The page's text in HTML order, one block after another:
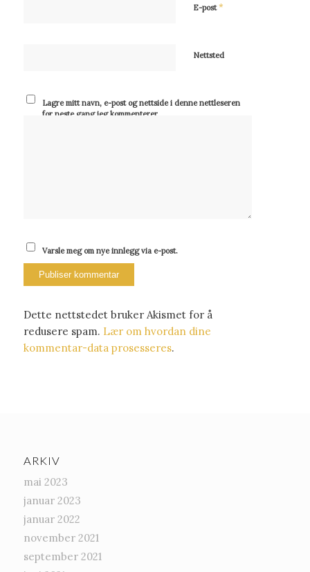
E-post*
Nettsted
Lagre mitt navn, e-post og nettside i denne nettleseren
for neste gang jeg kommenterer.
Varsle meg om nye innlegg via e-post.
Dette nettstedet bruker Akismet for å
redusere spam. Lær om hvordan dine
kommentar-data prosesseres.
ARKIV
mai 2023
januar 2023
januar 2022
november 2021
september 2021